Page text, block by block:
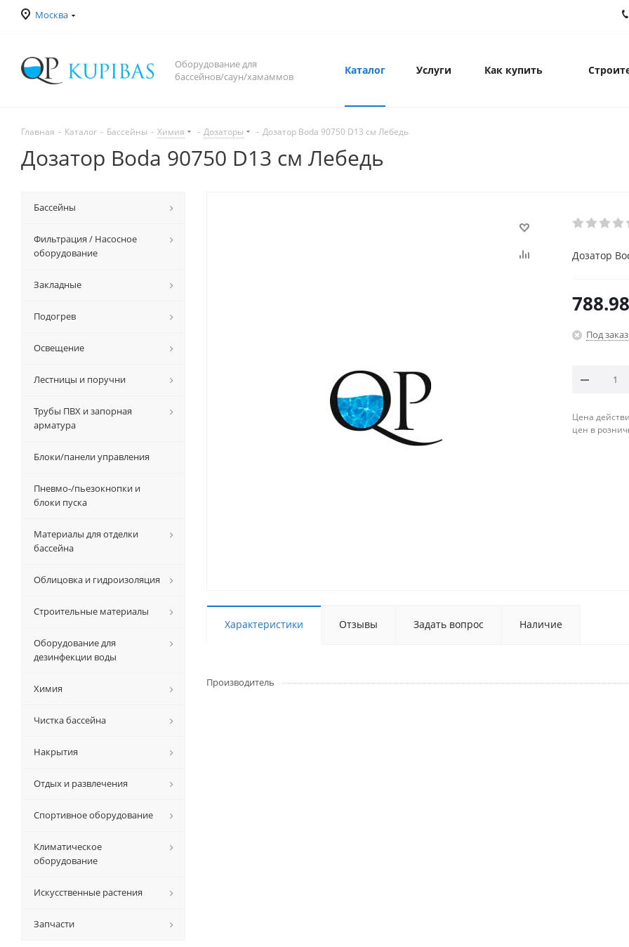
Москва
Оборудование для
бассейнов/саун/хамаммов
Каталог Услуги Как купить
Главная - Каталог - Бассейны - Химия - Дозаторы - Дозатор Boda 90750 D13 см Лебедь
Дозатор Boda 90750 D13 см Лебедь
Дозатор
788.98
Под заказ
Цена
цен в
Характеристики Отзывы Задать вопрос Наличие
Производитель
Бассейны
Фильтрация / Насосное
оборудование
Закладные
Подогрев
Освещение
Лестницы и поручни
Трубы ПВХ и запорная
арматура
Блоки/панели управления
Пневмо-/пьезокнопки и
блоки пуска
Материалы для отделки
бассейна
Облицовка и гидроизоляция
Строительные материалы
Оборудование для
дезинфекции воды
Химия
Чистка бассейна
Накрытия
Отдых и развлечения
Спортивное оборудование
Климатическое
оборудование
Искусственные растения
Запчасти